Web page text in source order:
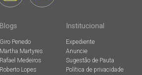
Blogs
Giro Penedo
Martha Martyres
Rafael Medeiros
Roberto Lopes
Institucional
Expediente
Anuncie
Sugestão de Pauta
Política de privacidade